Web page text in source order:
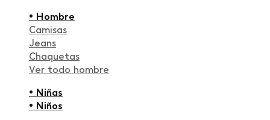
• Hombre
Camisas
Jeans
Chaquetas
Ver todo hombre
• Niñas
• Niños